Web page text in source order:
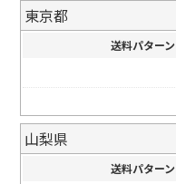
東京都
送料パターン
山梨県
送料パターン